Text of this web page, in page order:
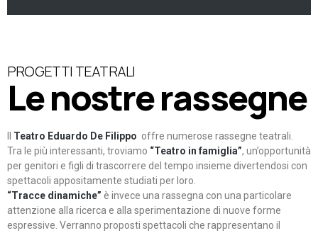
PROGETTI TEATRALI
Le nostre rassegne
Teatro Eduardo De Filippo offre numerose rassegne teatrali.
Tra le più interessanti, troviamo “Teatro in famiglia”, un’opportunità
per genitori e figli di trascorrere del tempo insieme divertendosi con
spettacoli appositamente studiati per loro.
“Tracce dinamiche” è invece una rassegna con una particolare
attenzione alla ricerca e alla sperimentazione di nuove forme
espressive. Verranno proposti spettacoli che rappresentano il